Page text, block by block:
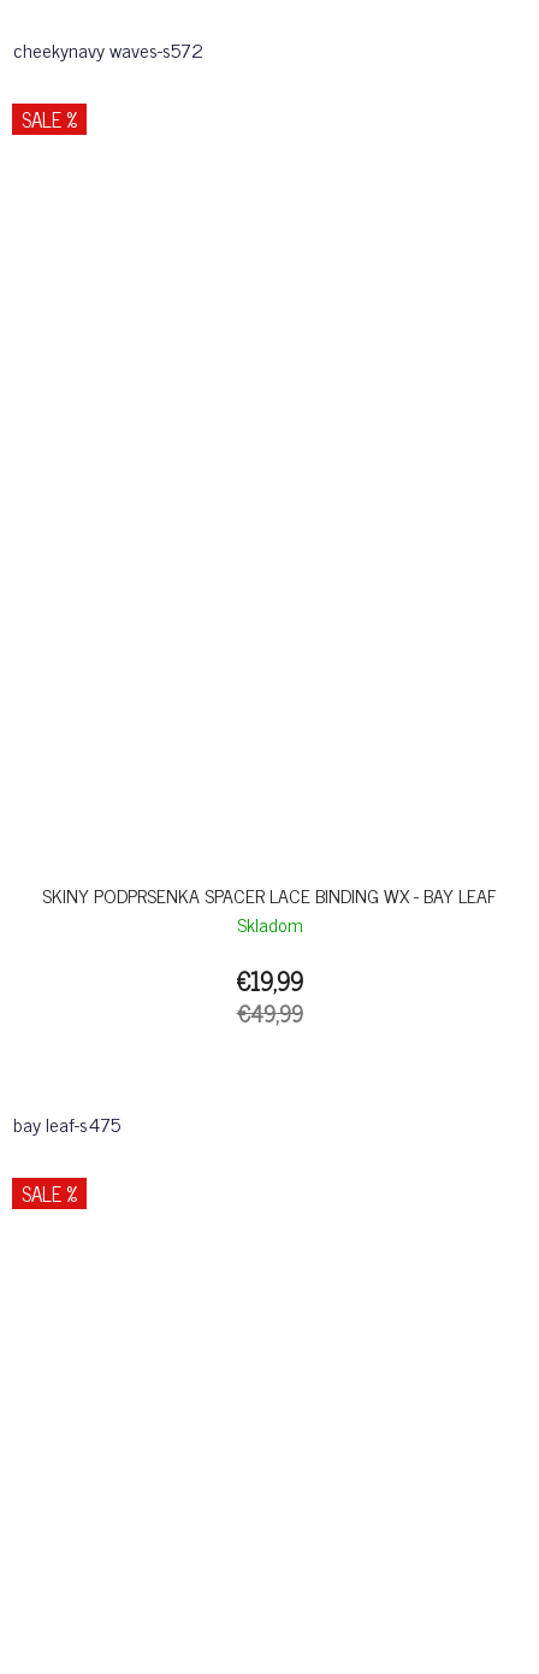
cheekynavy waves-s572
SALE %
SKINY PODPRSENKA SPACER LACE BINDING WX - BAY LEAF
Skladom
€19,99
€49,99
bay leaf-s475
SALE %